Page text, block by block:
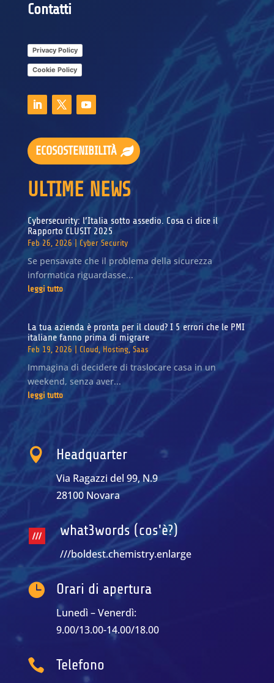
Contatti
Privacy Policy
Cookie Policy
ECOSOSTENIBILITÀ
ULTIME NEWS
Cybersecurity: l’Italia sotto assedio. Cosa ci dice il
Rapporto CLUSIT 2025
Feb 26, 2026 Cyber Security
Se pensavate che il problema della sicurezza
informatica riguardasse...
leggi tutto
La tua azienda è pronta per il cloud? I 5 errori che le PMI
italiane fanno prima di migrare
Feb 19, 2026 Cloud Hosting Saas
Immagina di decidere di traslocare casa in un
weekend, senza aver...
leggi tutto
 Headquarter
Via Ragazzi del 99, N.9
28100 Novara
what3words (cos'è?)
///boldest.chemistry.enlarge
 Orari di apertura
Lunedì – Venerdì:
9.00/13.00-14.00/18.00
 Telefono